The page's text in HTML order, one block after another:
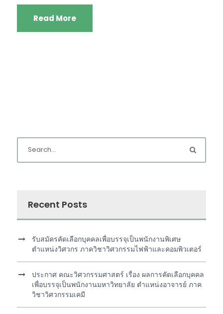
Read More
Recent Posts
รับสมัครคัดเลือกบุคคลเพื่อบรรจุเป็นพนักงานพิเศษ
ตำแหน่งวิศวกร ภาควิชาวิศวกรรมไฟฟ้าและคอมพิวเตอร์
ประกาศ คณะวิศวกรรมศาสตร์ เรื่อง ผลการคัดเลือกบุคคล
เพื่อบรรจุเป็นพนักงานมหาวิทยาลัย ตำแหน่งอาจารย์ ภาค
วิชาวิศวกรรมเคมี